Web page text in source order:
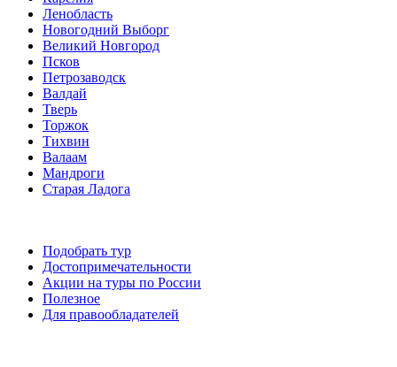
Ленобласть
Новогодний Выборг
Великий Новгород
Псков
Петрозаводск
Валдай
Тверь
Торжок
Тихвин
Валаам
Мандроги
Старая Ладога
Подобрать тур
Достопримечательности
Акции на туры по России
Полезное
Для правообладателей